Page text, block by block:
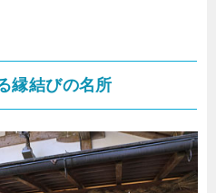
縁結びの名所